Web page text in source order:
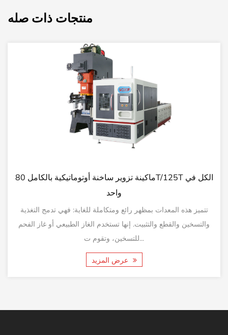
منتجات ذات صله
ماكينة تزوير ساخنة أوتوماتيكية بالكامل 80T/125T الكل في
واحد
تتميز هذه المعدات بمظهر رائع ومتكاملة للغاية: فهي تدمج التغذية
والتسخين والقطع والتثبيت. إنها تستخدم الغاز الطبيعي أو غاز الفحم
للتسخين، وتقوم ت...